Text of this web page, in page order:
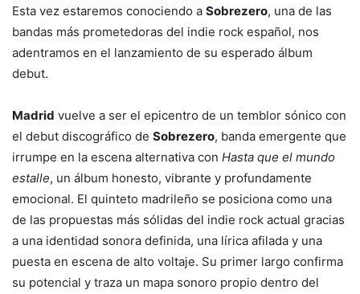
Esta vez estaremos conociendo a Sobrezero, una de las
bandas más prometedoras del indie rock español, nos
adentramos en el lanzamiento de su esperado álbum
debut.
Madrid vuelve a ser el epicentro de un temblor sónico con
el debut discográfico de Sobrezero, banda emergente que
irrumpe en la escena alternativa con Hasta que el mundo
estalle, un álbum honesto, vibrante y profundamente
emocional. El quinteto madrileño se posiciona como una
de las propuestas más sólidas del indie rock actual gracias
a una identidad sonora definida, una lírica afilada y una
puesta en escena de alto voltaje. Su primer largo confirma
su potencial y traza un mapa sonoro propio dentro del